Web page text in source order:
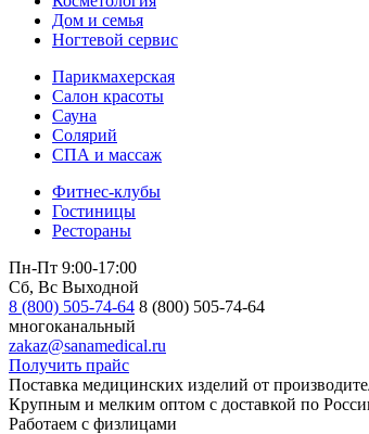
Дом и семья
Ногтевой сервис
Парикмахерская
Салон красоты
Сауна
Солярий
СПА и массаж
Фитнес-клубы
Гостиницы
Рестораны
Пн-Пт 9:00-17:00
Сб, Вс Выходной
8 (800) 505-74-64 8 (800) 505-74-64
многоканальный
zakaz@sanamedical.ru
Получить прайс
Поставка медицинских изделий от
Крупным и мелким оптом с доставкой по
Работаем с физлицами